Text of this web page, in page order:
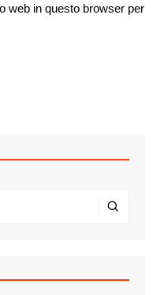
web in questo browser per